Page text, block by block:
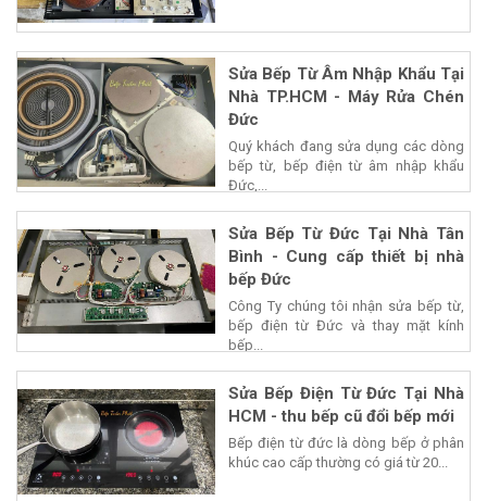
Sửa Bếp Từ Âm Nhập Khẩu Tại
Nhà TP.HCM - Máy Rửa Chén
Đức
Quý khách đang sửa dụng các dòng
bếp từ, bếp điện từ âm nhập khẩu
Đức,...
Sửa Bếp Từ Đức Tại Nhà Tân
Bình - Cung cấp thiết bị nhà
bếp Đức
Công Ty chúng tôi nhận sửa bếp từ,
bếp điện từ Đức và thay mặt kính
bếp...
Sửa Bếp Điện Từ Đức Tại Nhà
HCM - thu bếp cũ đổi bếp mới
Bếp điện từ đức là dòng bếp ở phân
khúc cao cấp thường có giá từ 20...